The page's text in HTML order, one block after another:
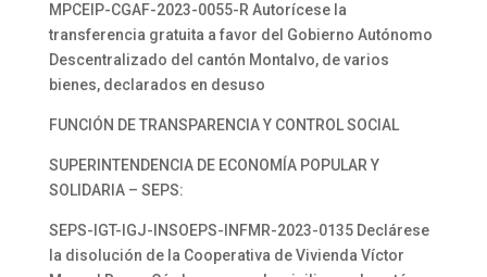
MPCEIP-CGAF-2023-0055-R Autorícese la
transferencia gratuita a favor del Gobierno Autónomo
Descentralizado del cantón Montalvo, de varios
bienes, declarados en desuso
FUNCIÓN DE TRANSPARENCIA Y CONTROL SOCIAL
SUPERINTENDENCIA DE ECONOMÍA POPULAR Y
SOLIDARIA – SEPS:
SEPS-IGT-IGJ-INSOEPS-INFMR-2023-0135 Declárese
la disolución de la Cooperativa de Vivienda Víctor